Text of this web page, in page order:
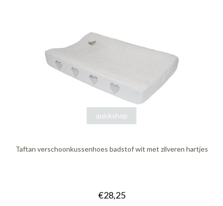
quickshop
Taftan verschoonkussenhoes badstof wit met zilveren hartjes
€28,25